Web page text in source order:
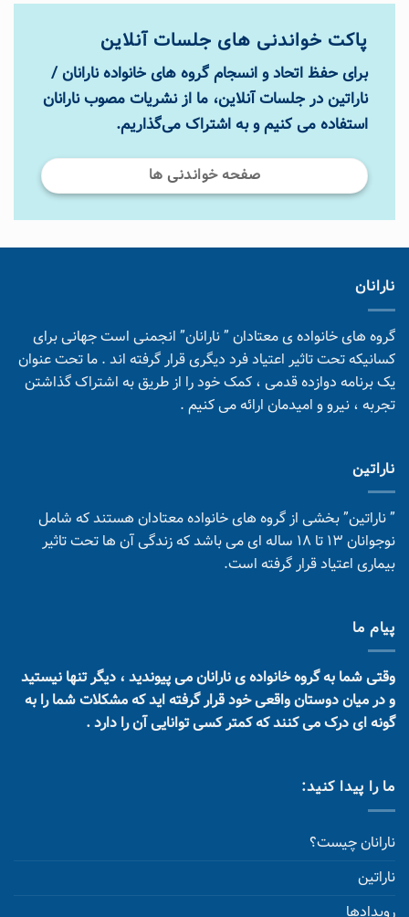
پاکت خواندنی های جلسات آنلاین
برای حفظ اتحاد و انسجام گروه های خانواده نارانان /
ناراتین در جلسات آنلاین، ما از نشریات مصوب نارانان
استفاده می کنیم و به اشتراک می‌گذاریم.
صفحه خواندنی ها
نارانان
گروه های خانواده ی معتادان ” نارانان” انجمنی است جهانی برای
کسانیکه تحت تاثیر اعتیاد فرد دیگری قرار گرفته اند . ما تحت عنوان
یک برنامه دوازده قدمی ، کمک خود را از طریق به اشتراک گذاشتن
تجربه ، نیرو و امیدمان ارائه می کنیم .
ناراتین
” ناراتین” بخشی از گروه های خانواده معتادان هستند که شامل
نوجوانان 13 تا 18 ساله ای می باشد که زندگی آن ها تحت تاثیر
بیماری اعتیاد قرار گرفته است.
پیام ما
وقتی شما به گروه خانواده ی نارانان می پیوندید ، دیگر تنها نیستید
و در میان دوستان واقعی خود قرار گرفته اید که مشکلات شما را به
گونه ای درک می کنند که کمتر کسی توانایی آن را دارد .
ما را پیدا کنید:
نارانان چیست؟
ناراتین